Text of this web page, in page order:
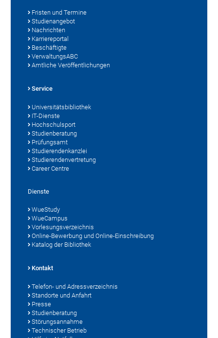
Fristen und Termine
Studienangebot
Nachrichten
Karriereportal
Beschäftigte
VerwaltungsABC
Amtliche Veröffentlichungen
Service
Universitätsbibliothek
IT-Dienste
Hochschulsport
Studienberatung
Prüfungsamt
Studierendenkanzlei
Studierendenvertretung
Career Centre
Dienste
WueStudy
WueCampus
Vorlesungsverzeichnis
Online-Bewerbung und Online-Einschreibung
Katalog der Bibliothek
Kontakt
Telefon- und Adressverzeichnis
Standorte und Anfahrt
Presse
Studienberatung
Störungsannahme
Technischer Betrieb